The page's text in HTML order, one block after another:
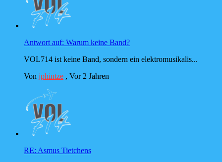
Antwort auf: Warum keine Band?
VOL714 ist keine Band, sondern ein elektromusikalis...
Von jphintze , Vor 2 Jahren
RE: Asmus Tietchens